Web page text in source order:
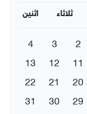
اثنين ثلاثاء
2
3
4
11
12
13
20
21
22
29
30
31